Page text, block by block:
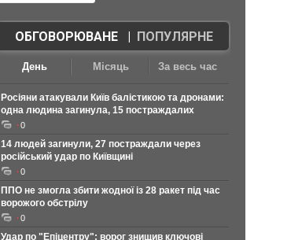
ОБГОВОРЮВАНЕ| ПОПУЛЯРНЕ
День Місяць За весь час
Росіяни атакували Київ балістикою та дронами:
одна людина загинула, 15 постраждалих
0
14 людей загинули, 27 постраждали через
російський удар по Київщині
0
ППО не змогла збити жодної із 28 ракет під час
ворожого обстрілу
0
Удар по "Епіцентру": ворог знищив ключові